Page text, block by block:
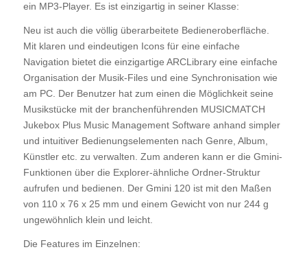
ein MP3-Player. Es ist einzigartig in seiner Klasse:
Neu ist auch die völlig überarbeitete Bedieneroberfläche.
Mit klaren und eindeutigen Icons für eine einfache
Navigation bietet die einzigartige ARCLibrary eine einfache
Organisation der Musik-Files und eine Synchronisation wie
am PC. Der Benutzer hat zum einen die Möglichkeit seine
Musikstücke mit der branchenführenden MUSICMATCH
Jukebox Plus Music Management Software anhand simpler
und intuitiver Bedienungselementen nach Genre, Album,
Künstler etc. zu verwalten. Zum anderen kann er die Gmini-
Funktionen über die Explorer-ähnliche Ordner-Struktur
aufrufen und bedienen. Der Gmini 120 ist mit den Maßen
von 110 x 76 x 25 mm und einem Gewicht von nur 244 g
ungewöhnlich klein und leicht.
Die Features im Einzelnen: